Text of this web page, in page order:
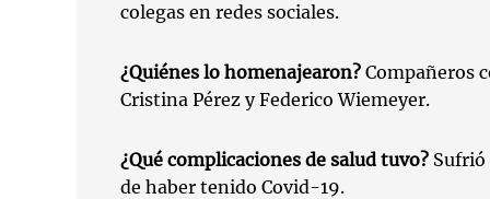
colegas en redes sociales.
¿Quiénes lo homenajearon? Compañeros
Cristina Pérez y Federico Wiemeyer.
¿Qué complicaciones de salud tuvo? Sufrió
de haber tenido Covid-19.